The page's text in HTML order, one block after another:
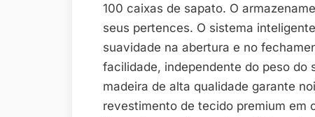
100 caixas de sapato. O
seus pertences. O sistema
suavidade na abertura e no
facilidade, independente do peso do
madeira de alta qualidade garante
revestimento de tecido premium em